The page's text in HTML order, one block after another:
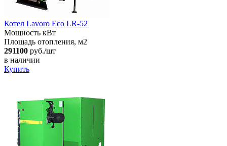
Котел Lavoro Eco LR-52
Мощность кВт
Площадь отопления, м2
291100 руб./шт
в наличии
Купить